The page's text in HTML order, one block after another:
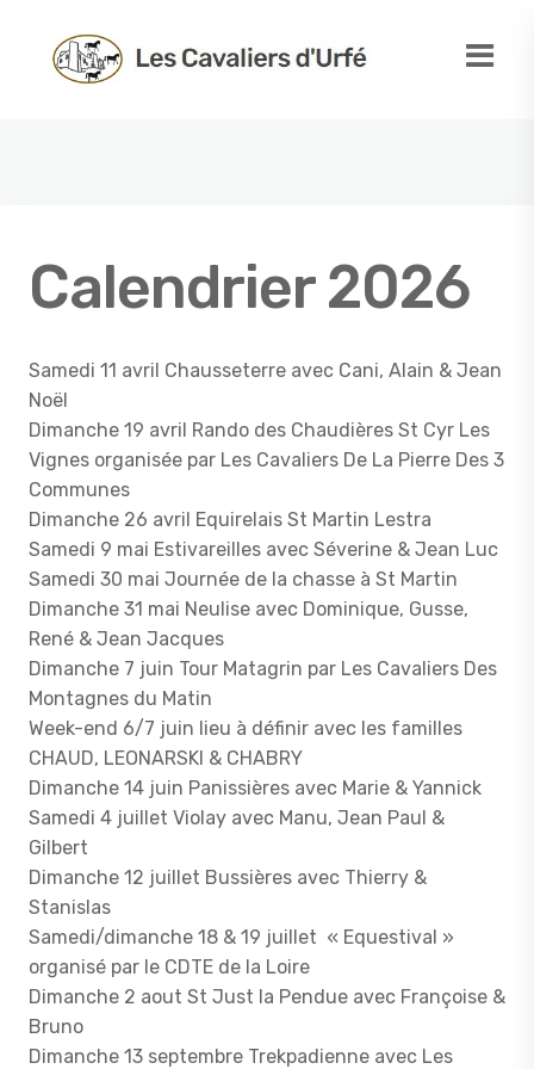
Calendrier 2026
Samedi 11 avril Chausseterre avec Cani, Alain & Jean
Noël
Dimanche 19 avril Rando des Chaudières St Cyr Les
Vignes organisée par Les Cavaliers De La Pierre Des 3
Communes
Dimanche 26 avril Equirelais St Martin Lestra
Samedi 9 mai Estivareilles avec Séverine & Jean Luc
Samedi 30 mai Journée de la chasse à St Martin
Dimanche 31 mai Neulise avec Dominique, Gusse,
René & Jean Jacques
Dimanche 7 juin Tour Matagrin par Les Cavaliers Des
Montagnes du Matin
Week-end 6/7 juin lieu à définir avec les familles
CHAUD, LEONARSKI & CHABRY
Dimanche 14 juin Panissières avec Marie & Yannick
Samedi 4 juillet Violay avec Manu, Jean Paul &
Gilbert
Dimanche 12 juillet Bussières avec Thierry &
Stanislas
Samedi/dimanche 18 & 19 juillet « Equestival »
organisé par le CDTE de la Loire
Dimanche 2 aout St Just la Pendue avec Françoise &
Bruno
Dimanche 13 septembre Trekpadienne avec Les